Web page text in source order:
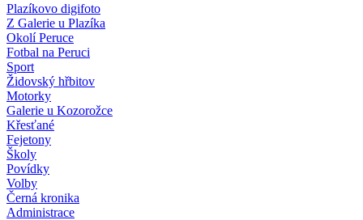
Plazíkovo digifoto
Z Galerie u Plazíka
Okolí Peruce
Fotbal na Peruci
Sport
Židovský hřbitov
Motorky
Galerie u Kozorožce
Křesťané
Fejetony
Školy
Povídky
Volby
Černá kronika
Administrace